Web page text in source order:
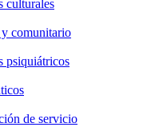
culturales
y comunitario
psiquiátricos
de servicio